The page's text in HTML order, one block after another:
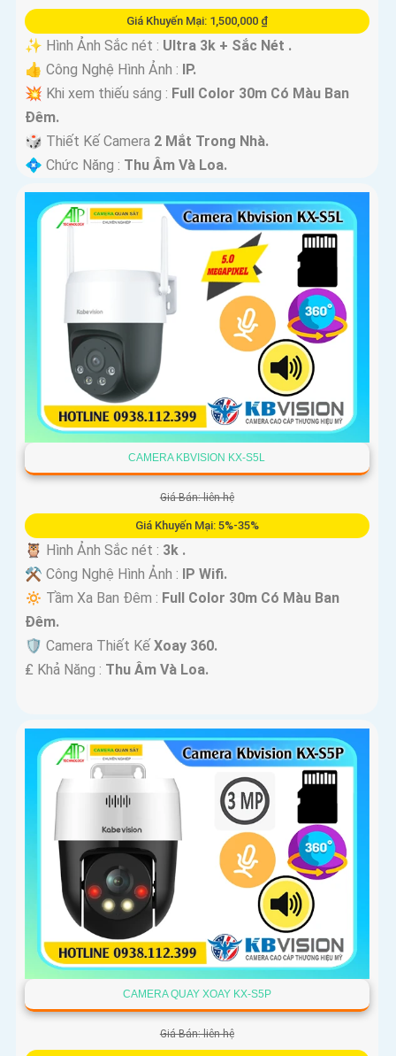
Giá Khuyến Mại: 1,500,000 ₫
✨ Hình Ảnh Sắc nét : Ultra 3k + Sắc Nét .
👍 Công Nghệ Hình Ảnh : IP.
💥 Khi xem thiếu sáng : Full Color 30m Có Màu Ban
Ðêm.
🎲 Thiết Kế Camera 2 Mắt Trong Nhà.
️💠 Chức Năng : Thu Âm Và Loa.
CAMERA KBVISION KX-S5L
Giá Bán: liên hệ
Giá Khuyến Mại: 5%-35%
🦉 Hình Ảnh Sắc nét : 3k .
⚒ Công Nghệ Hình Ảnh : IP Wifi.
🔅 Tầm Xa Ban Đêm : Full Color 30m Có Màu Ban
Ðêm.
🛡 Camera Thiết Kế Xoay 360.
️₤ Khả Năng : Thu Âm Và Loa.
CAMERA QUAY XOAY KX-S5P
Giá Bán: liên hệ